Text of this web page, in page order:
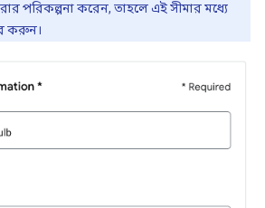
পরিকল্পনা করেন, তাহলে এই সীমার মধ্যে
করুন।